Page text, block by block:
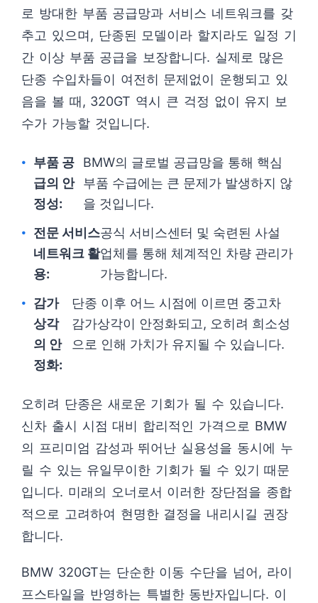
로 방대한 부품 공급망과 서비스 네트워크를 갖
추고 있으며, 단종된 모델이라 할지라도 일정 기
간 이상 부품 공급을 보장합니다. 실제로 많은
단종 수입차들이 여전히 문제없이 운행되고 있
음을 볼 때, 320GT 역시 큰 걱정 없이 유지 보
수가 가능할 것입니다.
부품 공
급의 안
정성:
BMW의 글로벌 공급망을 통해 핵심
부품 수급에는 큰 문제가 발생하지 않
을 것입니다.
전문 서비스
네트워크 활
용:
공식 서비스센터 및 숙련된 사설
업체를 통해 체계적인 차량 관리가
가능합니다.
감가
상각
의 안
정화:
단종 이후 어느 시점에 이르면 중고차
감가상각이 안정화되고, 오히려 희소성
으로 인해 가치가 유지될 수 있습니다.
오히려 단종은 새로운 기회가 될 수 있습니다.
신차 출시 시점 대비 합리적인 가격으로 BMW
의 프리미엄 감성과 뛰어난 실용성을 동시에 누
릴 수 있는 유일무이한 기회가 될 수 있기 때문
입니다. 미래의 오너로서 이러한 장단점을 종합
적으로 고려하여 현명한 결정을 내리시길 권장
합니다.
BMW 320GT는 단순한 이동 수단을 넘어, 라이
프스타일을 반영하는 특별한 동반자입니다. 이